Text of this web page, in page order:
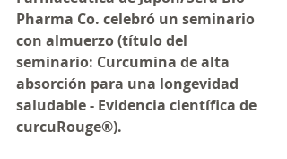
Pharma Co. celebró un seminario
con almuerzo (título del
seminario: Curcumina de alta
absorción para una longevidad
saludable - Evidencia científica de
curcuRouge®).